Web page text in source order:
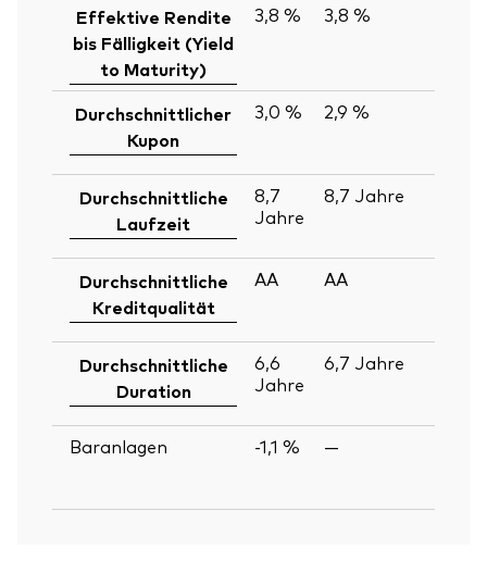
Effektive Rendite
bis Fälligkeit (Yield
to Maturity)
3,8 % 3,8 %
Durchschnittlicher
Kupon
3,0 % 2,9 %
Durchschnittliche
Laufzeit
8,7
Jahre
8,7 Jahre
Durchschnittliche
Kreditqualität
AA AA
Durchschnittliche
Duration
6,6
Jahre
6,7 Jahre
Baranlagen
-1,1 % —